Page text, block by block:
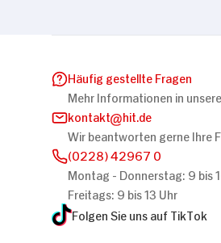
Häufig gestellte Fragen
Mehr Informationen in
kontakt
hit.de
Wir beantworten gerne Ihre
(0228) 42967 0
Montag - Donnerstag: 9 bis
Freitags: 9 bis 13 Uhr
Folgen Sie uns auf TikTok